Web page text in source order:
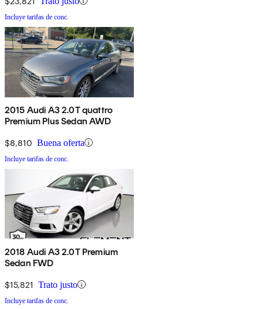
Incluye tarifas de conc.
2015 Audi A3 2.0T quattro
Premium Plus Sedan AWD
$8,810 Buena oferta
Incluye tarifas de conc.
2018 Audi A3 2.0T Premium
Sedan FWD
$15,821 Trato justo
Incluye tarifas de conc.